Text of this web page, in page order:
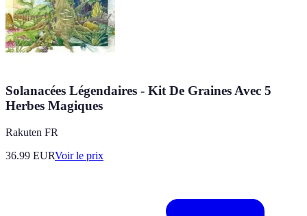
Solanacées Légendaires - Kit De Graines Avec 5
Herbes Magiques
Rakuten FR
36.99 EURVoir le prix